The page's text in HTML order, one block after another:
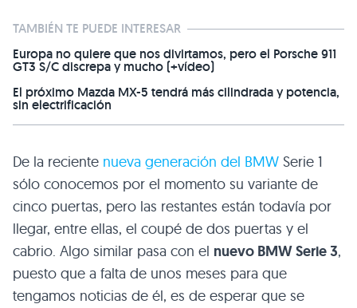
TAMBIÉN TE PUEDE INTERESAR
Europa no quiere que nos divirtamos, pero el Porsche 911
GT3 S/C discrepa y mucho (+vídeo)
El próximo Mazda MX-5 tendrá más cilindrada y potencia,
sin electrificación
De la reciente nueva generación del BMW Serie 1
sólo conocemos por el momento su variante de
cinco puertas, pero las restantes están todavía por
llegar, entre ellas, el coupé de dos puertas y el
cabrio. Algo similar pasa con el nuevo BMWSerie 3,
puesto que a falta de unos meses para que
tengamos noticias de él, es de esperar que se